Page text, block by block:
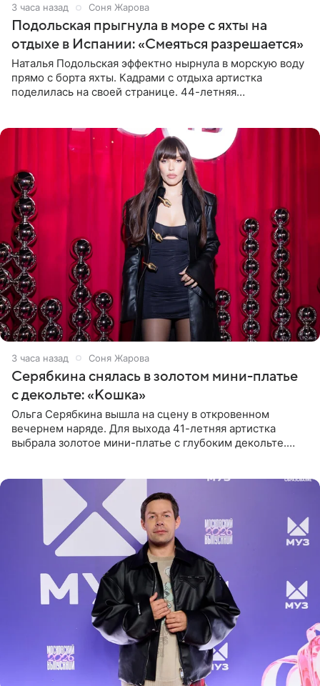
3 часа назад Соня Жарова
Подольская прыгнула в море с яхты на
отдыхе в Испании: «Смеяться разрешается»
Наталья Подольская эффектно нырнула в морскую воду
прямо с борта яхты. Кадрами с отдыха артистка
поделилась на своей странице. 44-летняя
3 часа назад Соня Жарова
Серябкина снялась в золотом мини-платье
с декольте: «Кошка»
Ольга Серябкина вышла на сцену в откровенном
вечернем наряде. Для выхода 41-летняя артистка
выбрала золотое мини-платье с глубоким декольте.